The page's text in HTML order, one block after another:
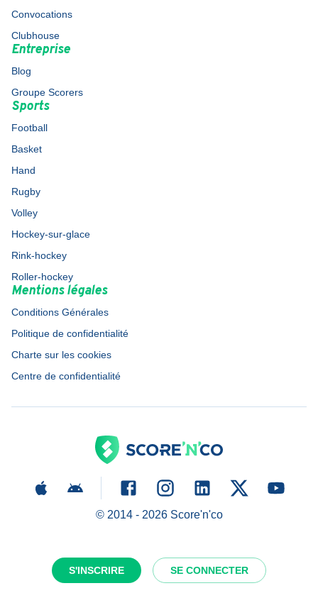
S'INSCRIRE SE CONNECTER
Convocations
Clubhouse
Entreprise
Blog
Groupe Scorers
Sports
Football
Basket
Hand
Rugby
Volley
Hockey-sur-glace
Rink-hockey
Roller-hockey
Mentions légales
Conditions Générales
Politique de confidentialité
Charte sur les cookies
Centre de confidentialité
© 2014 - 2026Score'n'co